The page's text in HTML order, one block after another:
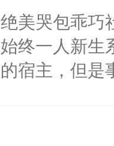
马耍赖上位，
贴成一对
别人老婆翻旧
间变脸背叛他
的恶事他都对
一个权力滔天
右男主又报复
绝美哭包乖巧
始终一人新生
的宿主，但